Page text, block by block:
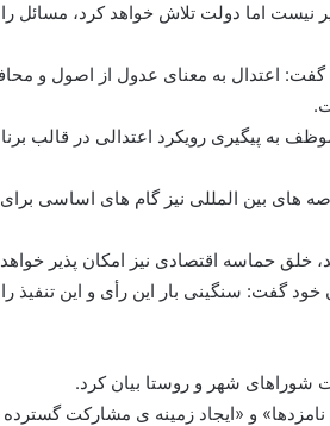
نیست اما دولت تلاش خواهد کرد، مسائل را
گفت: اعتدال به معنای عدول از اصول و
به پیگیری رویکرد اعتدالی در قالب
های بین المللی نیز گام های اساسی برای
حماسه اقتصادی نیز امکان پذیر خواهد
گفت: سنگینی بار این رأی و این تنفیذ
شوراهای شهر و روستا بیان کرد.
و «ایجاد زمینه ی مشارکت